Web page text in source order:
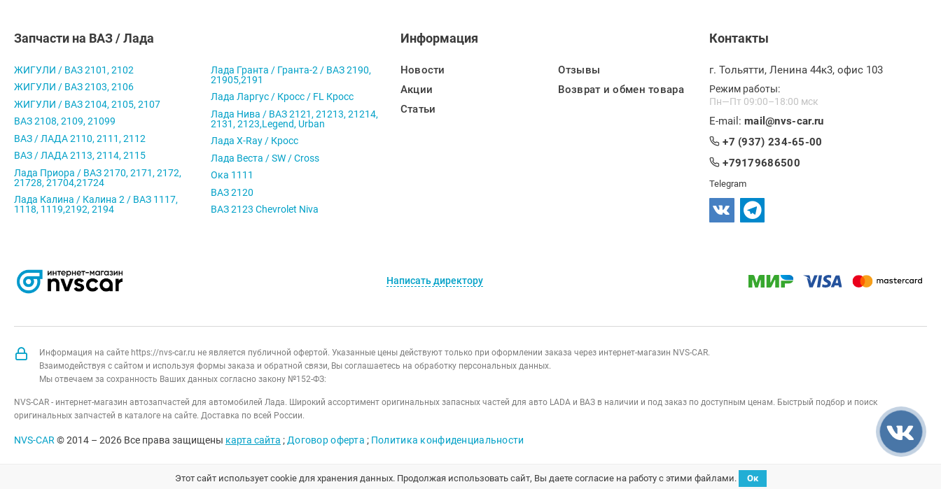
Запчасти на ВАЗ / Лада
ЖИГУЛИ / ВАЗ 2101, 2102
ЖИГУЛИ / ВАЗ 2103, 2106
ЖИГУЛИ / ВАЗ 2104, 2105, 2107
ВАЗ 2108, 2109, 21099
ВАЗ / ЛАДА 2110, 2111, 2112
ВАЗ / ЛАДА 2113, 2114, 2115
Лада Приора / ВАЗ 2170, 2171, 2172,
21728, 21704,21724
Лада Калина / Калина 2 / ВАЗ 1117,
1118, 1119,2192, 2194
Лада Гранта / Гранта-2 / ВАЗ 2190,
21905,2191
Лада Ларгус / Кросс / FL Кросс
Лада Нива / ВАЗ 2121, 21213, 21214,
2131, 2123,Legend, Urban
Лада X-Ray / Кросс
Лада Веста / SW / Cross
Ока 1111
ВАЗ 2120
ВАЗ 2123 Chevrolet Niva
Информация
Новости
Акции
Статьи
Отзывы
Возврат и обмен товара
Контакты
г. Тольятти, Ленина 44к3, офис 103
Режим работы:
Пн—Пт 09:00–18:00 мск
E-mail: mail@nvs-car.ru
+7 (937) 234-65-00
+79179686500
Telegram
Написать директору
Информация на сайте https://nvs-car.ru не является публичной офертой. Указанные цены действуют только при оформлении заказа через интернет-магазин NVS-CAR.
Взаимодействуя с сайтом и используя формы заказа и обратной связи, Вы соглашаетесь на обработку персональных данных.
Мы отвечаем за сохранность Ваших данных согласно закону №152-ФЗ:
NVS-CAR - интернет-магазин автозапчастей для автомобилей Лада. Широкий ассортимент оригинальных запасных частей для авто LADA и ВАЗ в наличии и под заказ по доступным ценам. Быстрый подбор и поиск
оригинальных запчастей в каталоге на сайте. Доставка по всей России.
NVS-CAR © 2014 – 2026 Все права защищены карта сайта ; Договор оферта ; Политика конфиденциальности
Этот сайт использует cookie для хранения данных. Продолжая использовать сайт, Вы даете согласие на работу с этими файлами. Ок